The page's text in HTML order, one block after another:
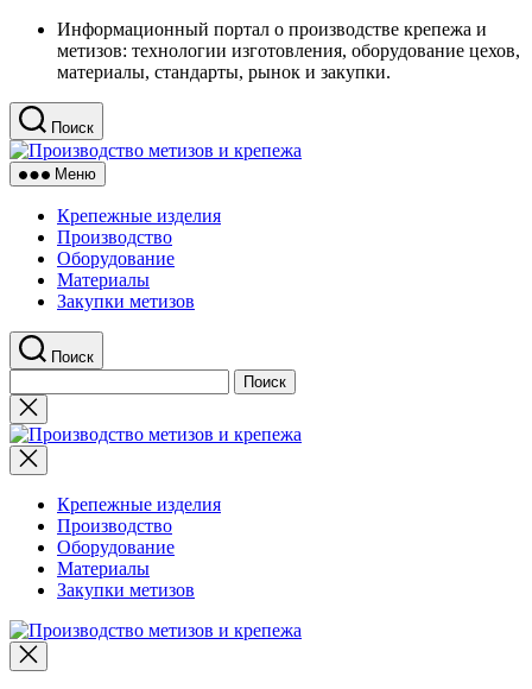
Перейти
содержимому
Информационный портал о производстве крепежа и
метизов: технологии изготовления, оборудование цехов,
материалы, стандарты, рынок и закупки.
Поиск
Меню
Крепежные изделия
Производство
Оборудование
Материалы
Закупки метизов
Поиск
Закрыть
поиск
Крепежные изделия
Производство
Оборудование
Материалы
Закупки метизов